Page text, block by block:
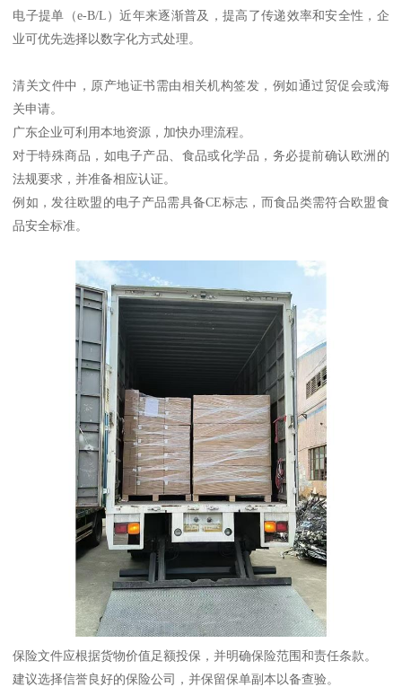
电子提单（e-B/L）近年来逐渐普及，提高了传递效率和安全性，企
业可优先选择以数字化方式处理。
清关文件中，原产地证书需由相关机构签发，例如通过贸促会或海
关申请。
广东企业可利用本地资源，加快办理流程。
对于特殊商品，如电子产品、食品或化学品，务必提前确认欧洲的
法规要求，并准备相应认证。
例如，发往欧盟的电子产品需具备CE标志，而食品类需符合欧盟食
品安全标准。
保险文件应根据货物价值足额投保，并明确保险范围和责任条款。
建议选择信誉良好的保险公司，并保留保单副本以备查验。